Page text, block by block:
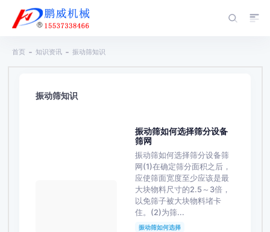
首页 知识资讯 振动筛知识
振动筛知识
振动筛如何选择筛分设备
筛网
振动筛如何选择筛分设备筛
网(1)在确定筛分面积之后，
应使筛面宽度至少应该是最
大块物料尺寸的2.5～3倍，
以免筛子被大块物料堵卡
住。(2)为筛...
振动筛如何选择